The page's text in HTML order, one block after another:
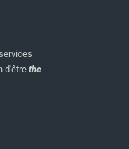
d'être the